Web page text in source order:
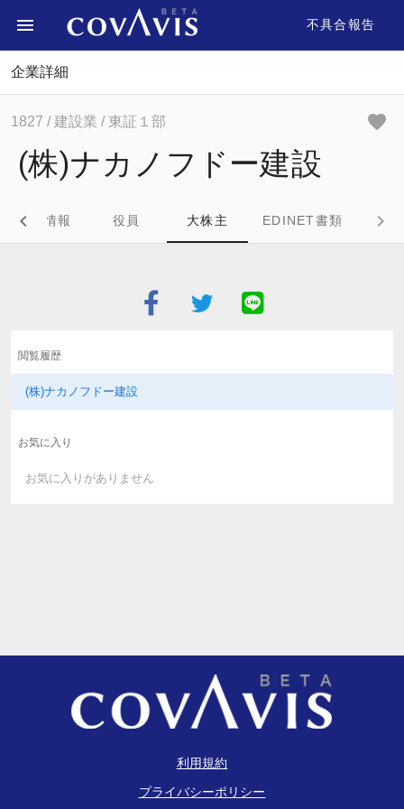
不具合報告
企業詳細
1827 / 建設業 / 東証１部
(株)ナカノフドー建設
企業情報 役員 大株主 EDINET書類
閲覧履歴
(株)ナカノフドー建設
お気に入り
お気に入りがありません
利用規約
プライバシーポリシー